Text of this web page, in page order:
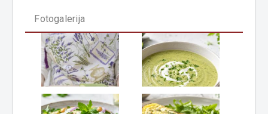
Fotogalerija